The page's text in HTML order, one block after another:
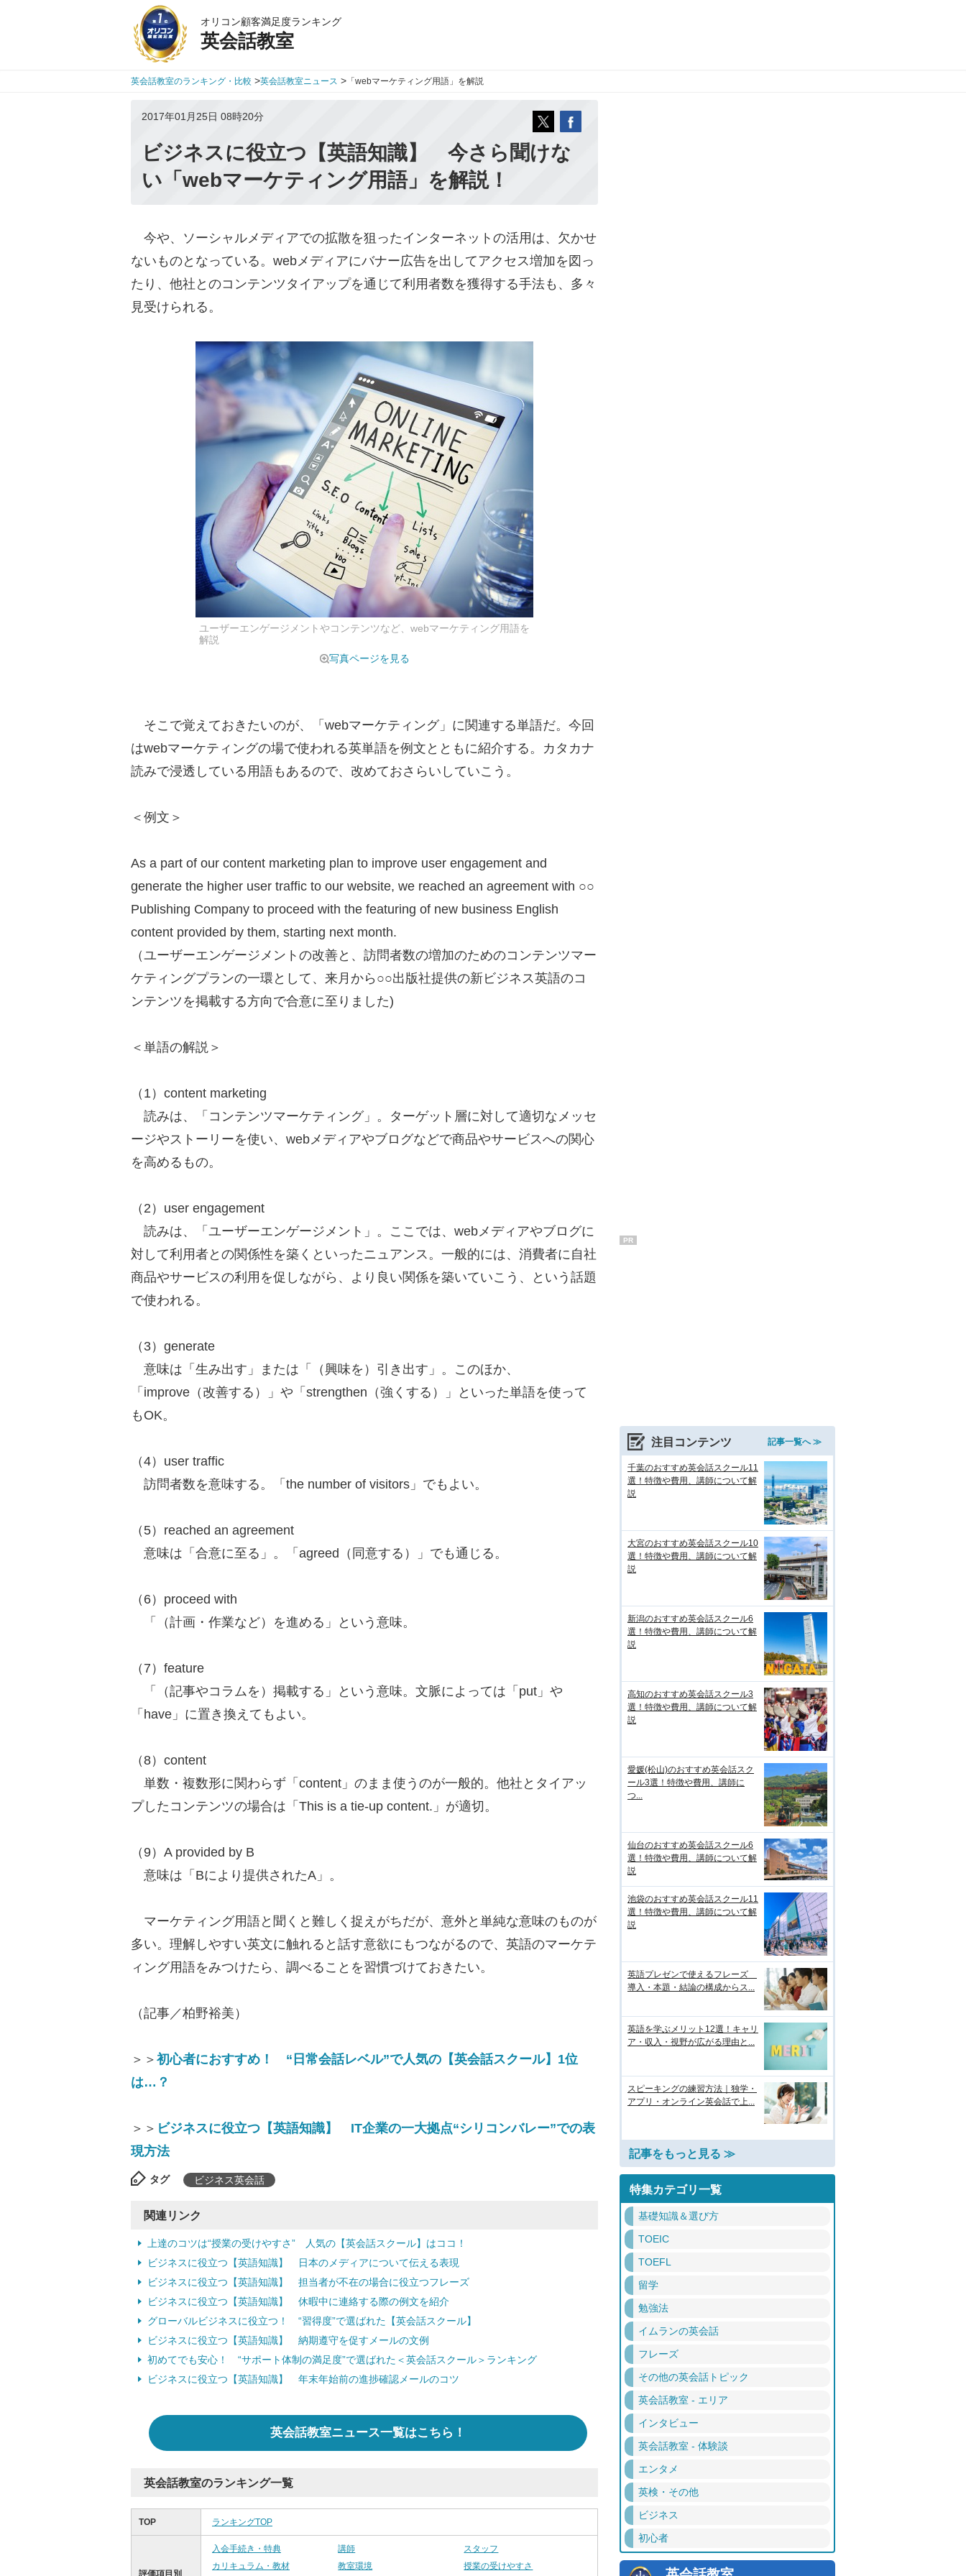
オリコン顧客満足度ランキング
英会話教室
英会話教室のランキング・比較 >英会話教室ニュース > 「webマーケティング用語」を解説
2017年01月25日 08時20分
ビジネスに役立つ【英語知識】 今さら聞けな
い「webマーケティング用語」を解説！
今や、ソーシャルメディアでの拡散を狙ったインターネットの活用は、欠かせ
ないものとなっている。webメディアにバナー広告を出してアクセス増加を図っ
たり、他社とのコンテンツタイアップを通じて利用者数を獲得する手法も、多々
見受けられる。
ユーザーエンゲージメントやコンテンツなど、webマーケティング用語を
解説
写真ページを見る
そこで覚えておきたいのが、「webマーケティング」に関連する単語だ。今回
はwebマーケティングの場で使われる英単語を例文とともに紹介する。カタカナ
読みで浸透している用語もあるので、改めておさらいしていこう。
＜例文＞
As a part of our content marketing plan to improve user engagement and
generate the higher user traffic to our website, we reached an agreement with ○○
Publishing Company to proceed with the featuring of new business English
content provided by them, starting next month.
（ユーザーエンゲージメントの改善と、訪問者数の増加のためのコンテンツマー
ケティングプランの一環として、来月から○○出版社提供の新ビジネス英語のコ
ンテンツを掲載する方向で合意に至りました)
＜単語の解説＞
（1）content marketing
読みは、「コンテンツマーケティング」。ターゲット層に対して適切なメッセ
ージやストーリーを使い、webメディアやブログなどで商品やサービスへの関心
を高めるもの。
（2）user engagement
読みは、「ユーザーエンゲージメント」。ここでは、webメディアやブログに
対して利用者との関係性を築くといったニュアンス。一般的には、消費者に自社
商品やサービスの利用を促しながら、より良い関係を築いていこう、という話題
で使われる。
（3）generate
意味は「生み出す」または「（興味を）引き出す」。このほか、
「improve（改善する）」や「strengthen（強くする）」といった単語を使って
もOK。
（4）user traffic
訪問者数を意味する。「the number of visitors」でもよい。
（5）reached an agreement
意味は「合意に至る」。「agreed（同意する）」でも通じる。
（6）proceed with
「（計画・作業など）を進める」という意味。
（7）feature
「（記事やコラムを）掲載する」という意味。文脈によっては「put」や
「have」に置き換えてもよい。
（8）content
単数・複数形に関わらず「content」のまま使うのが一般的。他社とタイアッ
プしたコンテンツの場合は「This is a tie-up content.」が適切。
（9）A provided by B
意味は「Bにより提供されたA」。
マーケティング用語と聞くと難しく捉えがちだが、意外と単純な意味のものが
多い。理解しやすい英文に触れると話す意欲にもつながるので、英語のマーケテ
ィング用語をみつけたら、調べることを習慣づけておきたい。
（記事／柏野裕美）
＞＞ 初心者におすすめ！ “日常会話レベル”で人気の【英会話スクール】1位
は…？
＞＞ ビジネスに役立つ【英語知識】 IT企業の一大拠点“シリコンバレー”での表
現方法
タグ ビジネス英会話
関連リンク
上達のコツは“授業の受けやすさ” 人気の【英会話スクール】はココ！
ビジネスに役立つ【英語知識】 日本のメディアについて伝える表現
ビジネスに役立つ【英語知識】 担当者が不在の場合に役立つフレーズ
ビジネスに役立つ【英語知識】 休暇中に連絡する際の例文を紹介
グローバルビジネスに役立つ！ “習得度”で選ばれた【英会話スクール】
ビジネスに役立つ【英語知識】 納期遵守を促すメールの文例
初めてでも安心！ “サポート体制の満足度”で選ばれた＜英会話スクール＞ランキング
ビジネスに役立つ【英語知識】 年末年始前の進捗確認メールのコツ
英会話教室ニュース一覧はこちら！
英会話教室のランキング一覧
TOP ランキングTOP
評価項目別
入会手続き・特典 講師
スタッフ
カリキュラム・教材
教室環境 授業の受けやすさ
PR
注目コンテンツ 記事一覧へ ≫
千葉のおすすめ英会話スクール11
選！特徴や費用、講師について解
説
大宮のおすすめ英会話スクール10
選！特徴や費用、講師について解
説
新潟のおすすめ英会話スクール6
選！特徴や費用、講師について解
説
高知のおすすめ英会話スクール3
選！特徴や費用、講師について解
説
愛媛(松山)のおすすめ英会話スク
ール3選！特徴や費用、講師に
つ...
仙台のおすすめ英会話スクール6
選！特徴や費用、講師について解
説
池袋のおすすめ英会話スクール11
選！特徴や費用、講師について解
説
英語プレゼンで使えるフレーズ
導入・本題・結論の構成からス...
英語を学ぶメリット12選！キャリ
ア・収入・視野が広がる理由と...
スピーキングの練習方法｜独学・
アプリ・オンライン英会話で上...
記事をもっと見る ≫
特集カテゴリ一覧
基礎知識＆選び方
TOEIC
TOEFL
留学
勉強法
イムランの英会話
フレーズ
その他の英会話トピック
英会話教室 - エリア
インタビュー
英会話教室 - 体験談
エンタメ
英検・その他
ビジネス
初心者